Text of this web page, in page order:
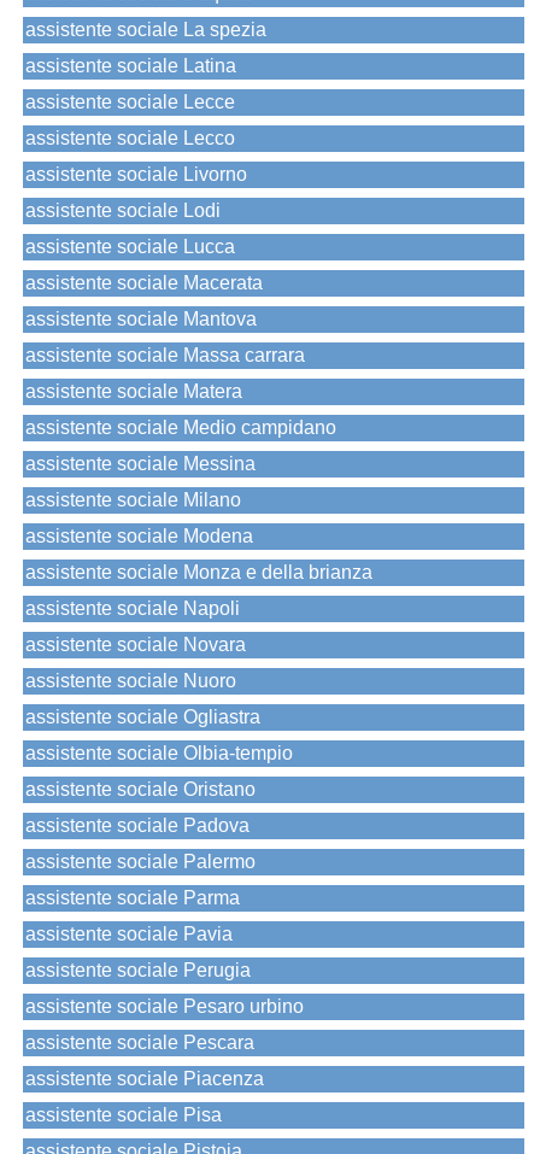
assistente sociale La spezia
assistente sociale Latina
assistente sociale Lecce
assistente sociale Lecco
assistente sociale Livorno
assistente sociale Lodi
assistente sociale Lucca
assistente sociale Macerata
assistente sociale Mantova
assistente sociale Massa carrara
assistente sociale Matera
assistente sociale Medio campidano
assistente sociale Messina
assistente sociale Milano
assistente sociale Modena
assistente sociale Monza e della brianza
assistente sociale Napoli
assistente sociale Novara
assistente sociale Nuoro
assistente sociale Ogliastra
assistente sociale Olbia-tempio
assistente sociale Oristano
assistente sociale Padova
assistente sociale Palermo
assistente sociale Parma
assistente sociale Pavia
assistente sociale Perugia
assistente sociale Pesaro urbino
assistente sociale Pescara
assistente sociale Piacenza
assistente sociale Pisa